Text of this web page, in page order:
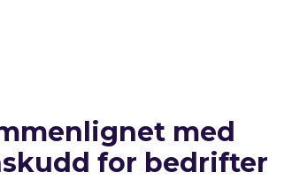
med
for bedrifter